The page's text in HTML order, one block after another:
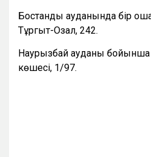
Бостандық ауданында бір
Тұргыт-Озал, 242.
Наурызбай ауданы бойынша
көшесі, 1/97.